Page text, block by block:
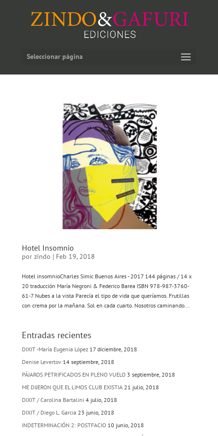
Seleccionar página
Hotel Insomnio
por zindo | Feb 19, 2018
Hotel insomnioCharles Simic Buenos Aires - 2017 144 páginas / 14 x
20 traducción María Negroni & Federico Barea ISBN 978-987-3760-
61-7 Nubes a la vista Parecía el tipo de vida que queríamos. Frutillas
con crema por la mañana. Sol en cada cuarto. Nosotros caminando...
Entradas recientes
DIXIT -María Eugenia López 17 diciembre, 2018
Denise Levertov 14 septiembre, 2018
PÁJAROS PETRIFICADOS EN PLENO VUELO 3 septiembre, 2018
ME DIJERON QUE EL LIMOS CLUB EXISTIA 21 julio, 2018
DIXIT / Carolina Bartalini 4 julio, 2018
DIXIT / Diego L. Garcia 23 junio, 2018
INDETERMINACIÓN 2: POSTFACIO 10 junio, 2018